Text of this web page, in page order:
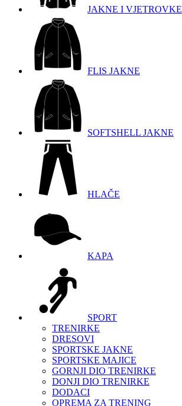
JAKNE I VJETROVKE
FLIS JAKNE
SOFTSHELL JAKNE
HLAČE
KAPA
SPORT
TRENIRKE
DRESOVI
SPORTSKE JAKNE
SPORTSKE MAJICE
GORNJI DIO TRENIRKE
DONJI DIO TRENIRKE
DODACI
OPREMA ZA TRENING